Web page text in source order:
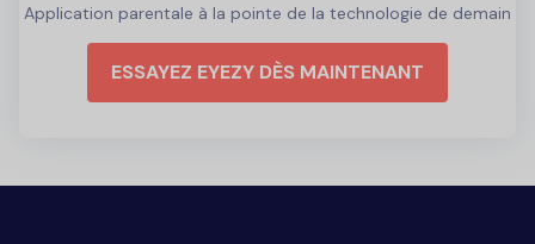
Application parentale à la pointe de la technologie de demain
ESSAYEZ EYEZY DÈS MAINTENANT